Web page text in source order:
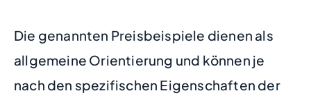
Die genannten Preisbeispiele dienen als
allgemeine Orientierung und können je
nach den spezifischen Eigenschaften der